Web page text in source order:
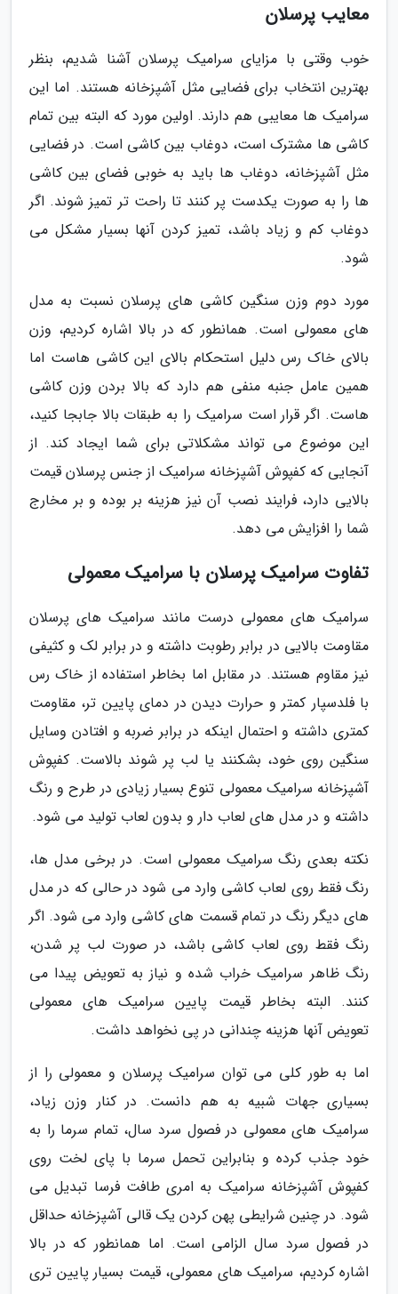
معایب پرسلان
خوب وقتی با مزایای سرامیک پرسلان آشنا شدیم، بنظر
بهترین انتخاب برای فضایی مثل آشپزخانه هستند. اما این
سرامیک ها معایبی هم دارند. اولین مورد که البته بین تمام
کاشی ها مشترک است، دوغاب بین کاشی است. در فضایی
مثل آشپزخانه، دوغاب ها باید به خوبی فضای بین کاشی
ها را به صورت یکدست پر کنند تا راحت تر تمیز شوند. اگر
دوغاب کم و زیاد باشد، تمیز کردن آنها بسیار مشکل می
شود.
مورد دوم وزن سنگین کاشی های پرسلان نسبت به مدل
های معمولی است. همانطور که در بالا اشاره کردیم، وزن
بالای خاک رس دلیل استحکام بالای این کاشی هاست اما
همین عامل جنبه منفی هم دارد که بالا بردن وزن کاشی
هاست. اگر قرار است سرامیک را به طبقات بالا جابجا کنید،
این موضوع می تواند مشکلاتی برای شما ایجاد کند. از
آنجایی که کفپوش آشپزخانه سرامیک از جنس پرسلان قیمت
بالایی دارد، فرایند نصب آن نیز هزینه بر بوده و بر مخارج
شما را افزایش می دهد.
تفاوت سرامیک پرسلان با سرامیک معمولی
سرامیک های معمولی درست مانند سرامیک های پرسلان
مقاومت بالایی در برابر رطوبت داشته و در برابر لک و کثیفی
نیز مقاوم هستند. در مقابل اما بخاطر استفاده از خاک رس
با فلدسپار کمتر و حرارت دیدن در دمای پایین تر، مقاومت
کمتری داشته و احتمال اینکه در برابر ضربه و افتادن وسایل
سنگین روی خود، بشکنند یا لب پر شوند بالاست. کفپوش
آشپزخانه سرامیک معمولی تنوع بسیار زیادی در طرح و رنگ
داشته و در مدل های لعاب دار و بدون لعاب تولید می شود.
نکته بعدی رنگ سرامیک معمولی است. در برخی مدل ها،
رنگ فقط روی لعاب کاشی وارد می شود در حالی که در مدل
های دیگر رنگ در تمام قسمت های کاشی وارد می شود. اگر
رنگ فقط روی لعاب کاشی باشد، در صورت لب پر شدن،
رنگ ظاهر سرامیک خراب شده و نیاز به تعویض پیدا می
کنند. البته بخاطر قیمت پایین سرامیک های معمولی
تعویض آنها هزینه چندانی در پی نخواهد داشت.
اما به طور کلی می توان سرامیک پرسلان و معمولی را از
بسیاری جهات شبیه به هم دانست. در کنار وزن زیاد،
سرامیک های معمولی در فصول سرد سال، تمام سرما را به
خود جذب کرده و بنابراین تحمل سرما با پای لخت روی
کفپوش آشپزخانه سرامیک به امری طافت فرسا تبدیل می
شود. در چنین شرایطی پهن کردن یک قالی آشپزخانه حداقل
در فصول سرد سال الزامی است. اما همانطور که در بالا
اشاره کردیم، سرامیک های معمولی، قیمت بسیار پایین تری